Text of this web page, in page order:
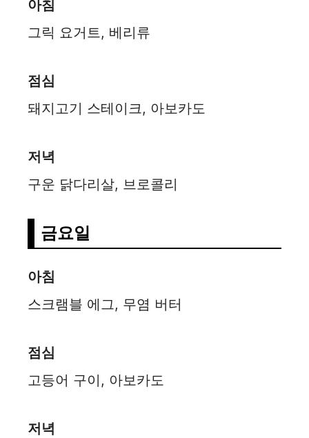
아침
그릭 요거트, 베리류
점심
돼지고기 스테이크, 아보카도
저녁
구운 닭다리살, 브로콜리
금요일
아침
스크램블 에그, 무염 버터
점심
고등어 구이, 아보카도
저녁